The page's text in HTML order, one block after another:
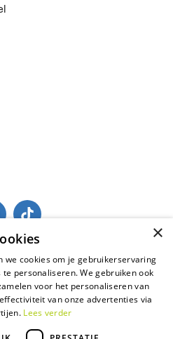
×
we cookies om je gebruikerservaring
personaliseren. We gebruiken ook
voor het personaliseren van
van onze advertenties via
Lees verder